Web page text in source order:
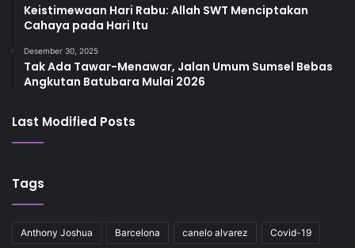
Keistimewaan Hari Rabu: Allah SWT Menciptakan
Cahaya pada Hari Itu
Desember 30, 2025
Tak Ada Tawar-Menawar, Jalan Umum Sumsel Bebas
Angkutan Batubara Mulai 2026
Last Modified Posts
Tags
Anthony Joshua Barcelona canelo alvarez Covid-19